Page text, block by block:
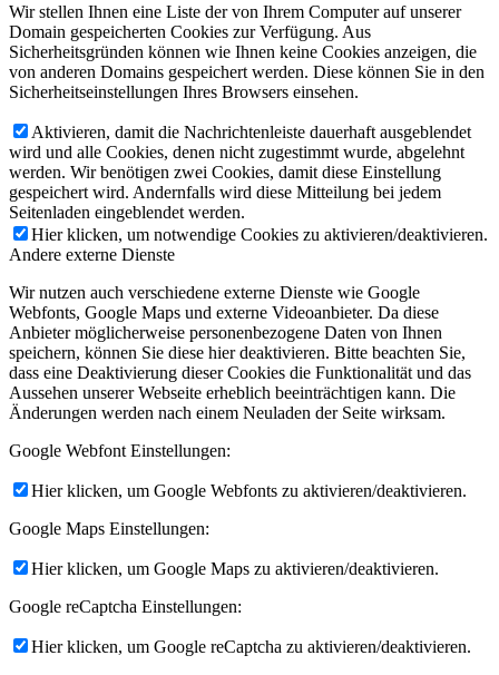
Wir stellen Ihnen eine Liste der von Ihrem Computer auf unserer
Domain gespeicherten Cookies zur Verfügung. Aus
Sicherheitsgründen können wie Ihnen keine Cookies anzeigen, die
von anderen Domains gespeichert werden. Diese können Sie in den
Sicherheitseinstellungen Ihres Browsers einsehen.
Aktivieren, damit die Nachrichtenleiste dauerhaft ausgeblendet
wird und alle Cookies, denen nicht zugestimmt wurde, abgelehnt
werden. Wir benötigen zwei Cookies, damit diese Einstellung
gespeichert wird. Andernfalls wird diese Mitteilung bei jedem
Seitenladen eingeblendet werden.
Hier klicken, um notwendige Cookies zu aktivieren/deaktivieren.
Andere externe Dienste
Wir nutzen auch verschiedene externe Dienste wie Google
Webfonts, Google Maps und externe Videoanbieter. Da diese
Anbieter möglicherweise personenbezogene Daten von Ihnen
speichern, können Sie diese hier deaktivieren. Bitte beachten Sie,
dass eine Deaktivierung dieser Cookies die Funktionalität und das
Aussehen unserer Webseite erheblich beeinträchtigen kann. Die
Änderungen werden nach einem Neuladen der Seite wirksam.
Google Webfont Einstellungen:
Hier klicken, um Google Webfonts zu aktivieren/deaktivieren.
Google Maps Einstellungen:
Hier klicken, um Google Maps zu aktivieren/deaktivieren.
Google reCaptcha Einstellungen:
Hier klicken, um Google reCaptcha zu aktivieren/deaktivieren.